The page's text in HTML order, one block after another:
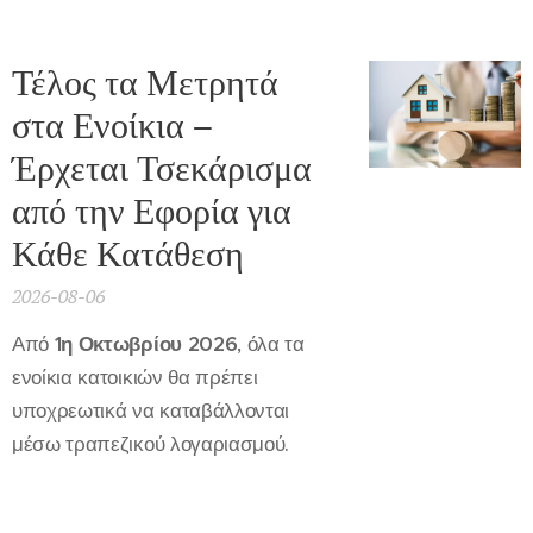
Τέλος τα Μετρητά
στα Ενοίκια –
Έρχεται Τσεκάρισμα
από την Εφορία για
Κάθε Κατάθεση
2026-08-06
Από 1η Οκτωβρίου 2026, όλα τα
ενοίκια κατοικιών θα πρέπει
υποχρεωτικά να καταβάλλονται
μέσω τραπεζικού λογαριασμού.